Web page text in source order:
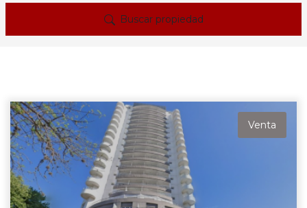
Buscar propiedad
Venta